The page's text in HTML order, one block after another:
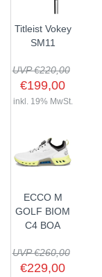
Titleist Vokey
SM11
UVP €220,00
€199,00
inkl. 19% MwSt.
ECCO M
GOLF BIOM
C4 BOA
UVP €260,00
€229,00